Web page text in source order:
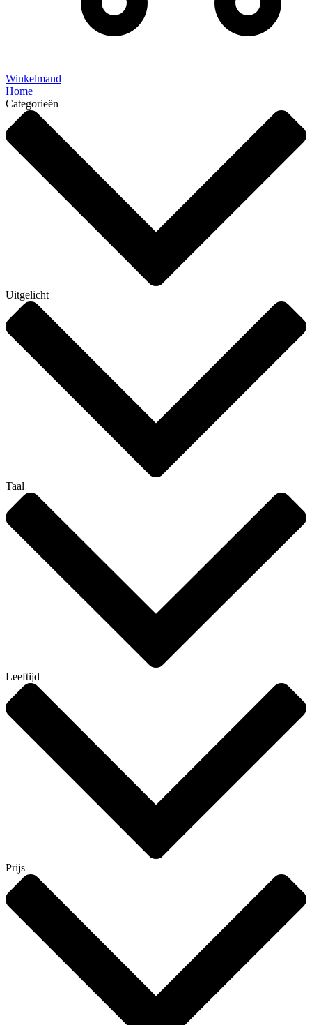
Winkelmand
Home
Categorieën
Uitgelicht
Taal
Leeftijd
Prijs